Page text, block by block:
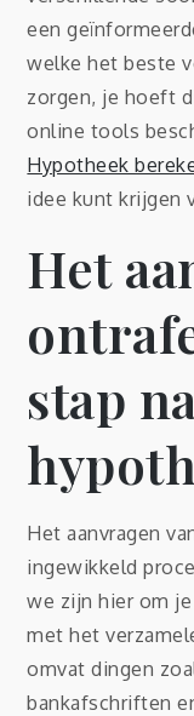
een
welke het beste
zorgen, je hoeft
online tools
Hypotheek
idee kunt krijgen
Het
stap
Het aanvragen
ingewikkeld
we zijn hier om
met het
omvat dingen
bankafschriften